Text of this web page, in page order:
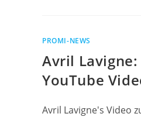
PROMI-NEWS
Avril
YouTube
Avril Lavigne's Video